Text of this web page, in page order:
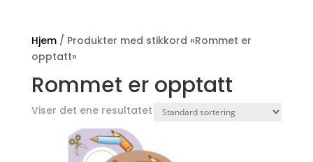
Hjem/ Produkter med stikkord «Rommet er
opptatt»
Rommet er opptatt
Viser det ene resultatet